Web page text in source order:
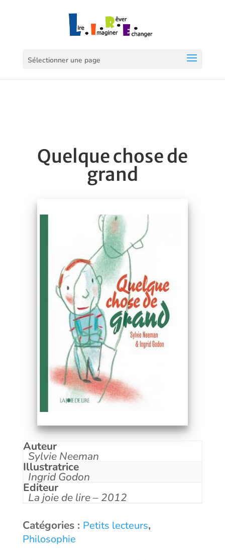
Sélectionner une page
Quelque chose de
grand
Auteur
Sylvie Neeman
Illustratrice
Ingrid Godon
Editeur
La joie de lire – 2012
Catégories : Petits lecteurs,
Philosophie